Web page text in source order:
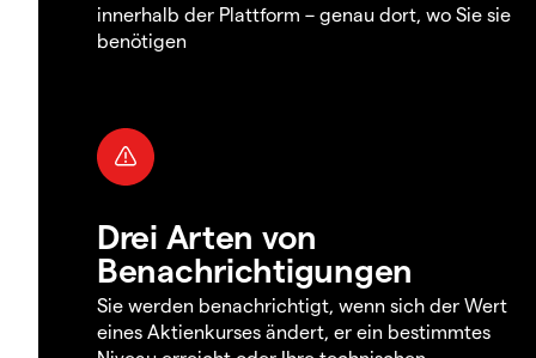
innerhalb der Plattform – genau dort, wo Sie sie
benötigen
Drei Arten von
Benachrichtigungen
Sie werden benachrichtigt, wenn sich der Wert
eines Aktienkurses ändert, er ein bestimmtes